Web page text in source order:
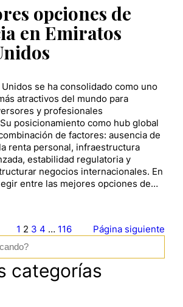
opciones de
en Emiratos
se ha consolidado como uno
atractivos del mundo para
y profesionales
posicionamiento como hub global
de factores: ausencia de
renta personal, infraestructura
estabilidad regulatoria y
negocios internacionales. En
entre las mejores opciones de…
1 2 3 4 … 116
Página siguiente
categorías